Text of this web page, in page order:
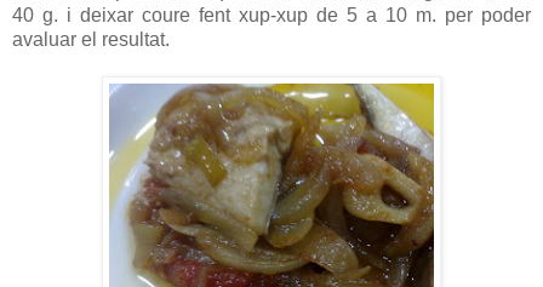
40 g. i deixar coure fent xup-xup de 5 a 10 m. per poder
avaluar el resultat.